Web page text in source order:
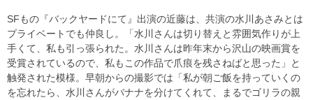
SFもの『バックヤードにて』出演の近藤は、共演の水川あさみとは
プライベートでも仲良し。「水川さんは切り替えと雰囲気作りが上
手くて、私も引っ張られた。水川さんは昨年末から沢山の映画賞を
受賞されているので、私もこの作品で爪痕を残さねばと思った」と
触発された模様。早朝からの撮影では「私が朝ご飯を持っていくの
を忘れたら、水川さんがバナナを分けてくれて、まるでゴリラの親